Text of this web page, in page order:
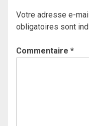
Votre adresse e-
obligatoires sont
Commentaire *